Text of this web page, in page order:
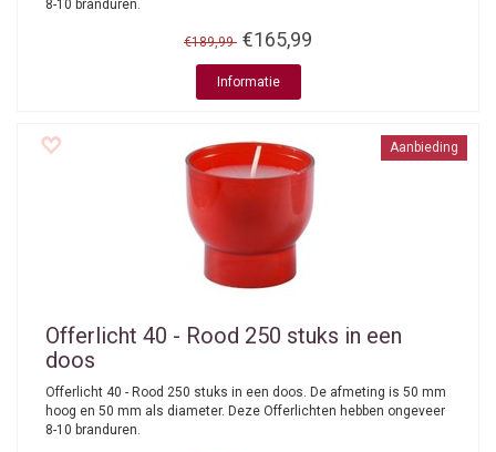
8-10 branduren.
€189,99 €165,99
Informatie
Aanbieding
Offerlicht 40 - Rood 250 stuks in een
doos
Offerlicht 40 - Rood 250 stuks in een doos. De afmeting is 50 mm
hoog en 50 mm als diameter. Deze Offerlichten hebben ongeveer
8-10 branduren.